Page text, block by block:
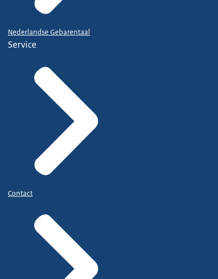
Nederlandse Gebarentaal
Service
Contact